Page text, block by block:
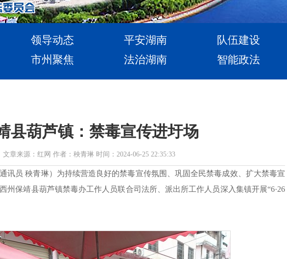
领导动态 平安湖南
队伍建设
市州聚焦 法治湖南 智能政法
县葫芦镇：禁毒宣传进圩场
文章来源：红网 作者：秧青琳 时间：2024-06-25 22:35:33
讯员 秧青琳）为持续营造良好的禁毒宣传氛围、巩固全民禁毒成效、扩大禁毒宣
州保靖县葫芦镇禁毒办工作人员联合司法所、派出所工作人员深入集镇开展“6·26